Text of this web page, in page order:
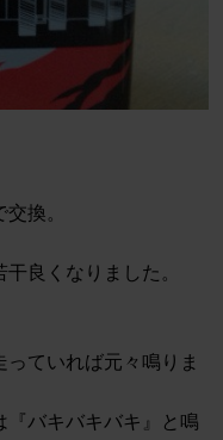
換。
良くなりました。
ていれば元々鳴りま
『バキバキバキ』と鳴